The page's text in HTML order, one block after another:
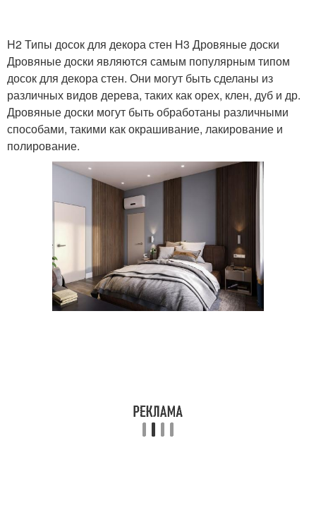
H2 Типы досок для декора стен H3 Дровяные доски
Дровяные доски являются самым популярным типом
досок для декора стен. Они могут быть сделаны из
различных видов дерева, таких как орех, клен, дуб и др.
Дровяные доски могут быть обработаны различными
способами, такими как окрашивание, лакирование и
полирование.